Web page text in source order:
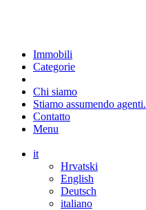
Immobili
Categorie
Chi siamo
Stiamo assumendo agenti.
Contatto
Menu
it
Hrvatski
English
Deutsch
italiano